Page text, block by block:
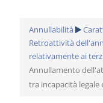
Annullabilità
Retroattività
relativamente ai
Annullamento
tra incapacità legale